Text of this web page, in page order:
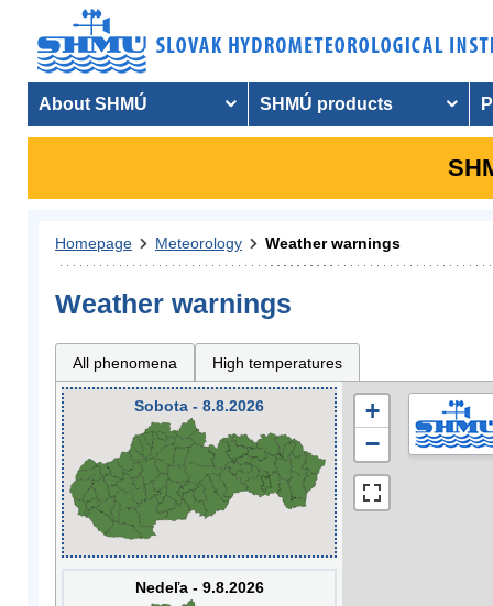
About SHMÚ SHMÚ products
Homepage Meteorology Weather warnings
Weather warnings
All phenomena High temperatures
Sobota - 8.8.2026
Nedeľa - 9.8.2026
+
−